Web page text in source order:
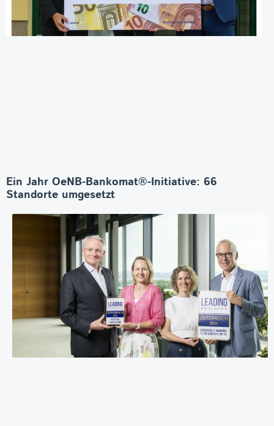
Ein Jahr OeNB-Bankomat®-Initiative: 66
Standorte umgesetzt